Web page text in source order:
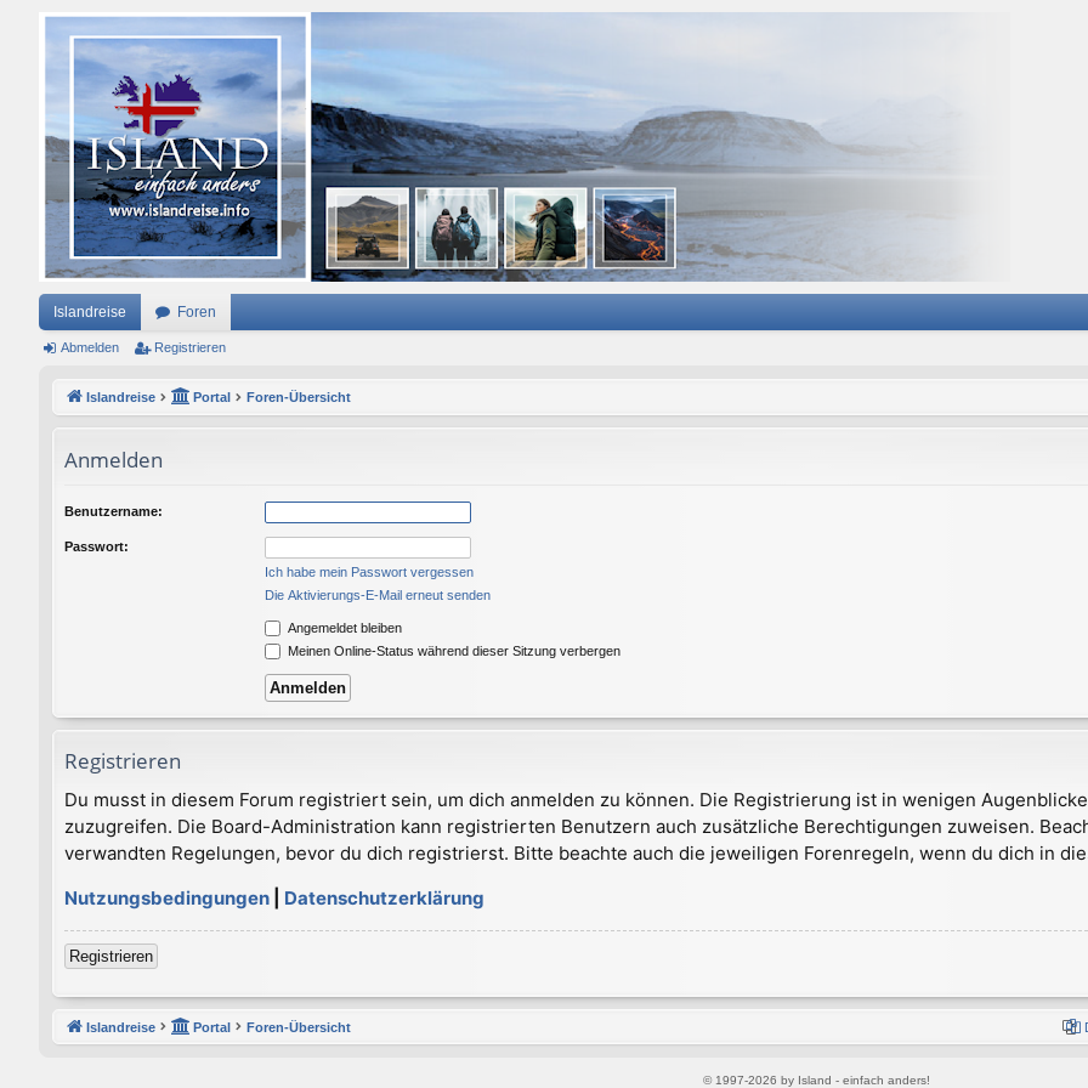
Islandreise Foren
Abmelden Registrieren
Islandreise Portal Foren-Übersicht
Anmelden
Benutzername:
Passwort:
Ich habe mein Passwort vergessen
Die Aktivierungs-E-Mail erneut senden
Angemeldet bleiben
Meinen Online-Status während dieser Sitzung verbergen
Registrieren
Du musst in diesem Forum registriert sein, um dich anmelden zu können. Die Registrierung ist in wenigen
zuzugreifen. Die Board-Administration kann registrierten Benutzern auch zusätzliche Berechtigungen zuweisen.
verwandten Regelungen, bevor du dich registrierst. Bitte beachte auch die jeweiligen Forenregeln, wenn du dich in
Nutzungsbedingungen
Datenschutzerklärung
Registrieren
Islandreise Portal Foren-Übersicht
© 1997-2026 by Island - einfach anders!